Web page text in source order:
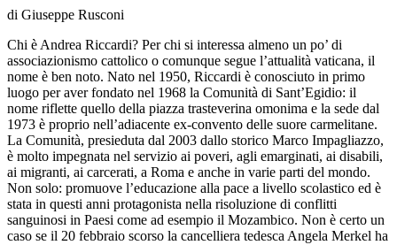
di Giuseppe Rusconi
Chi è Andrea Riccardi? Per chi si interessa almeno un po’ di
associazionismo cattolico o comunque segue l’attualità vaticana, il
nome è ben noto. Nato nel 1950, Riccardi è conosciuto in primo
luogo per aver fondato nel 1968 la Comunità di Sant’Egidio: il
nome riflette quello della piazza trasteverina omonima e la sede dal
1973 è proprio nell’adiacente ex-convento delle suore carmelitane.
La Comunità, presieduta dal 2003 dallo storico Marco Impagliazzo,
è molto impegnata nel servizio ai poveri, agli emarginati, ai disabili,
ai migranti, ai carcerati, a Roma e anche in varie parti del mondo.
Non solo: promuove l’educazione alla pace a livello scolastico ed è
stata in questi anni protagonista nella risoluzione di conflitti
sanguinosi in Paesi come ad esempio il Mozambico. Non è certo un
caso se il 20 febbraio scorso la cancelliera tedesca Angela Merkel ha